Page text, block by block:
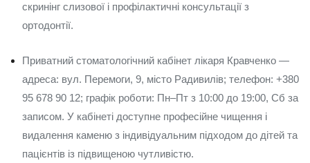
скринінг слизової і профілактичні консультації з
ортодонтії.
Приватний стоматологічний кабінет лікаря Кравченко —
адреса: вул. Перемоги, 9, місто Радивилів; телефон: +380
95 678 90 12; графік роботи: Пн–Пт з 10:00 до 19:00, Сб за
записом. У кабінеті доступне професійне чищення і
видалення каменю з індивідуальним підходом до дітей та
пацієнтів із підвищеною чутливістю.